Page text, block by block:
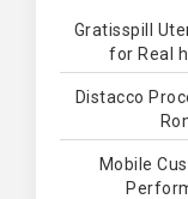
Gratisspill
for Real
Distacco
Mobile